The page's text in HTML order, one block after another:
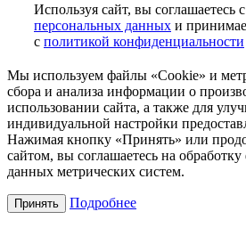
Используя сайт, вы соглашаетесь с
персональных данных и
с политикой конфиденциальности
Мы используем файлы «Cookie» и
сбора и анализа информации о
использовании сайта, а также для
индивидуальной настройки
Нажимая кнопку «Принять» или
сайтом, вы соглашаетесь на
данных метрических систем.
Принять Подробнее